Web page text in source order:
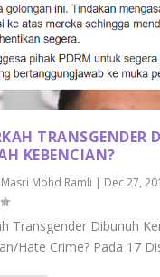
TRANSGENDER
KEBENCIAN?
Mohd Ramli | Dec 27,
Transgender Dibunuh
Hate Crime? Pada 17